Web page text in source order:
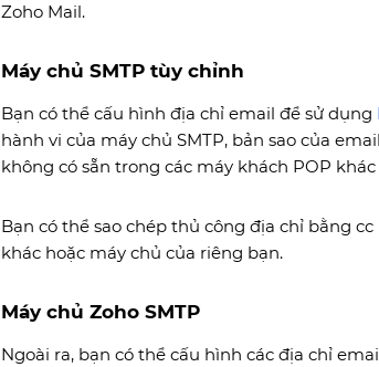
Zoho Mail.
Máy chủ SMTP tùy chỉnh
Bạn có thể cấu hình địa chỉ email để sử dụng
hành vi của máy chủ SMTP, bản sao của
không có sẵn trong các máy khách POP
Bạn có thể sao chép thủ công địa chỉ bằng
khác hoặc máy chủ của riêng bạn.
Máy chủ Zoho SMTP
Ngoài ra, bạn có thể cấu hình các địa chỉ